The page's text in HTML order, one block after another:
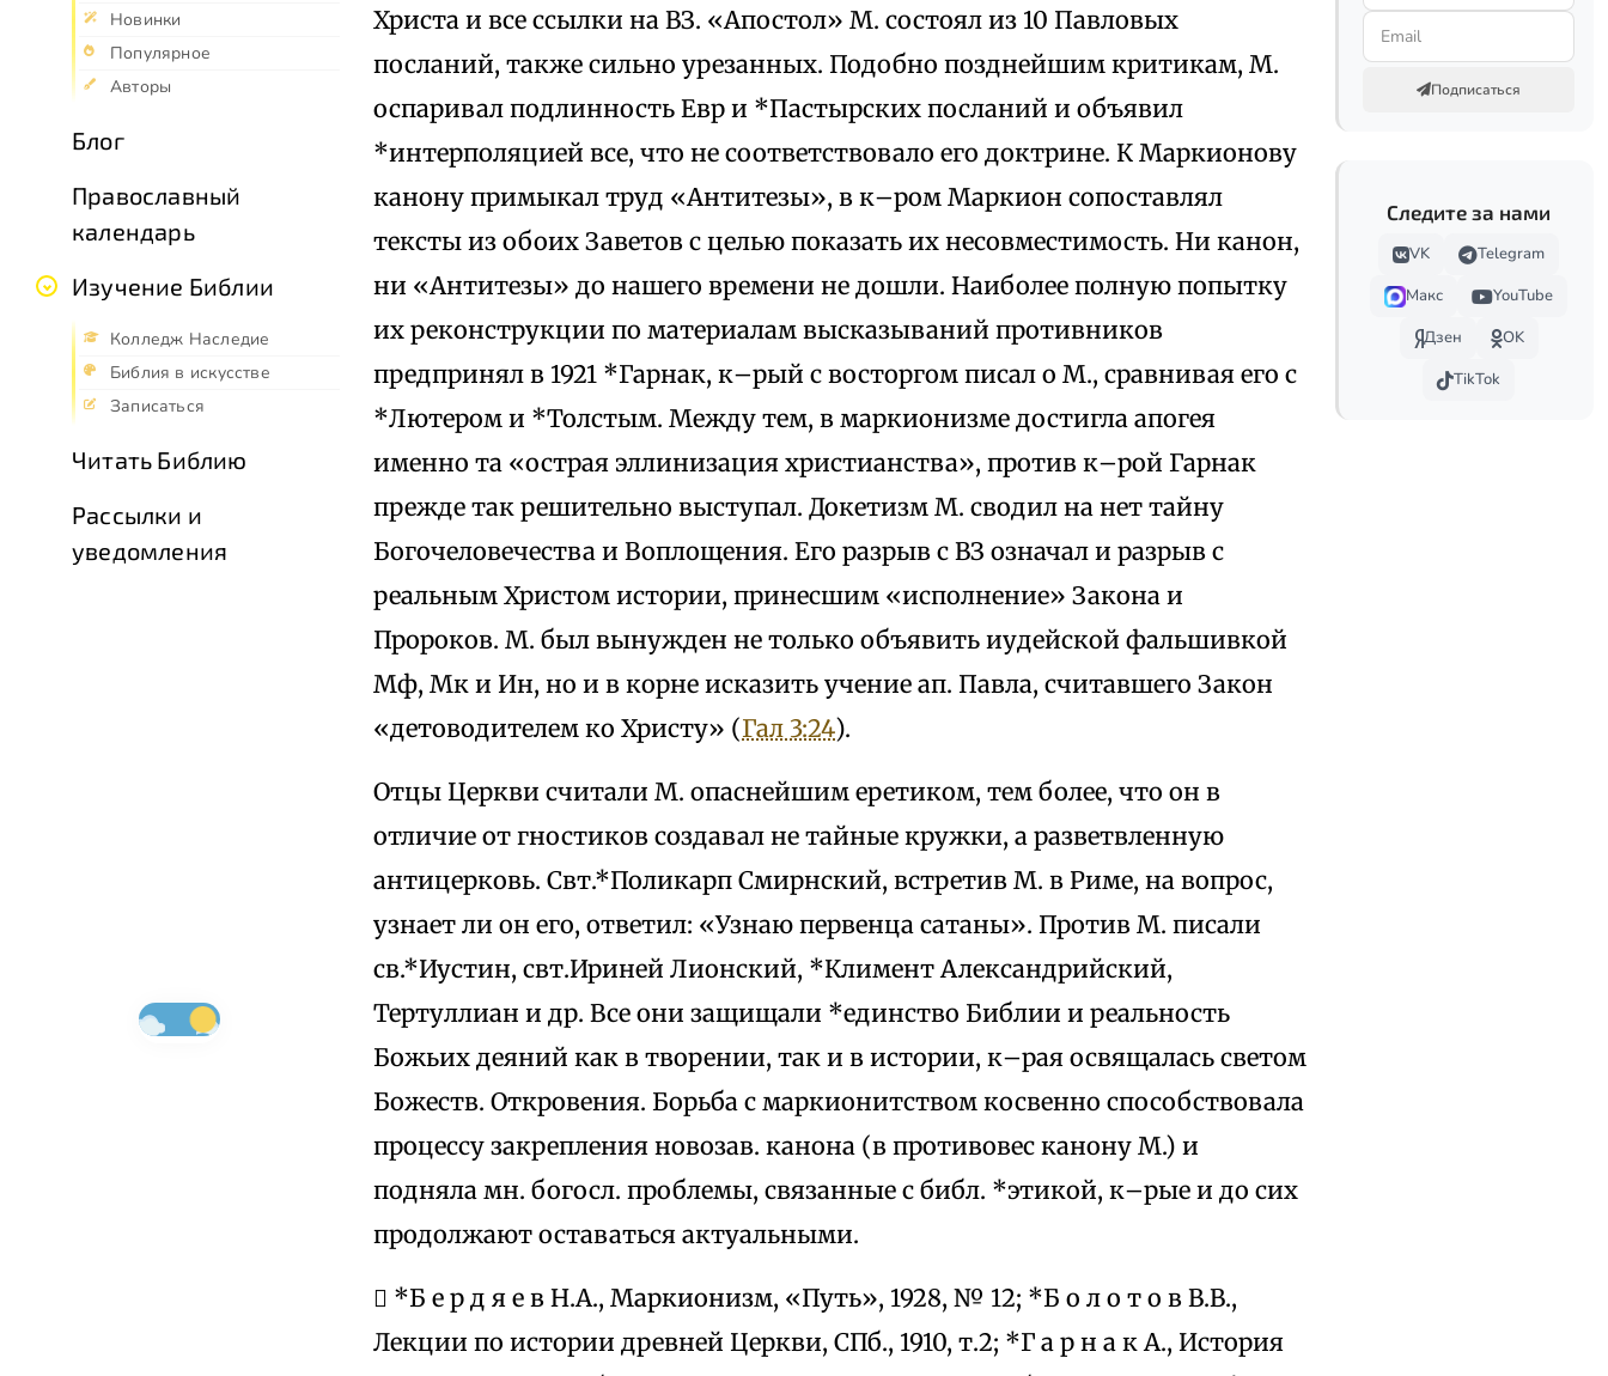
Новинки
Популярное
Авторы
Блог
Православный
календарь
Изучение Библии
Колледж Наследие
Библия в искусстве
Записаться
Читать Библию
Рассылки и
уведомления
Христа и все ссылки на ВЗ. «Апостол» М. состоял из 10 Павловых
посланий, также сильно урезанных. Подобно позднейшим критикам, М.
оспаривал подлинность Евр и *Пастырских посланий и объявил
*интерполяцией все, что не соответствовало его доктрине. К Маркионову
канону примыкал труд «Антитезы», в к–ром Маркион сопоставлял
тексты из обоих Заветов с целью показать их несовместимость. Ни канон,
ни «Антитезы» до нашего времени не дошли. Наиболее полную попытку
их реконструкции по материалам высказываний противников
предпринял в 1921 *Гарнак, к–рый с восторгом писал о М., сравнивая его с
*Лютером и *Толстым. Между тем, в маркионизме достигла апогея
именно та «острая эллинизация христианства», против к–рой Гарнак
прежде так решительно выступал. Докетизм М. сводил на нет тайну
Богочеловечества и Воплощения. Его разрыв с ВЗ означал и разрыв с
реальным Христом истории, принесшим «исполнение» Закона и
Пророков. М. был вынужден не только объявить иудейской фальшивкой
Мф, Мк и Ин, но и в корне исказить учение ап. Павла, считавшего Закон
«детоводителем ко Христу» (Гал 3:24).
Отцы Церкви считали М. опаснейшим еретиком, тем более, что он в
отличие от гностиков создавал не тайные кружки, а разветвленную
антицерковь. Свт.*Поликарп Смирнский, встретив М. в Риме, на вопрос,
узнает ли он его, ответил: «Узнаю первенца сатаны». Против М. писали
св.*Иустин, свт.Ириней Лионский, *Климент Александрийский,
Тертуллиан и др. Все они защищали *единство Библии и реальность
Божьих деяний как в творении, так и в истории, к–рая освящалась светом
Божеств. Откровения. Борьба с маркионитством косвенно способствовала
процессу закрепления новозав. канона (в противовес канону М.) и
подняла мн. богосл. проблемы, связанные с библ. *этикой, к–рые и до сих
продолжают оставаться актуальными.
 *Б е р д я е в Н.А., Маркионизм, «Путь», 1928, № 12; *Б о л о т о в В.В.,
Лекции по истории древней Церкви, СПб., 1910, т.2; *Г а р н а к А., История
Подписаться
Следите за нами
VK
Telegram
Макс
YouTube
Дзен
OK
TikTok